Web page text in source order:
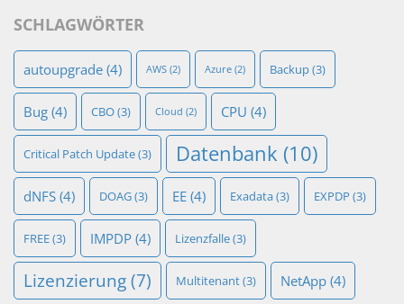
SCHLAGWÖRTER
autoupgrade (4) AWS (2) Azure (2) Backup(3)
Bug (4) CBO(3) Cloud (2) CPU (4)
Critical Patch Update(3) Datenbank (10)
dNFS (4) DOAG(3) EE (4) Exadata(3) EXPDP (3)
FREE(3) IMPDP (4) Lizenzfalle(3)
Lizenzierung(7) Multitenant(3) NetApp (4)